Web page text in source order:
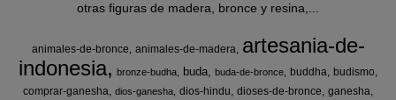
otras figuras de madera, bronce y resina,...
animales-de-bronce animales-de-madera
artesania-de-
indonesia
bronze-budha buda buda-de-bronce buddha
budismo
comprar-ganesha dios-ganesha dios-hindu dioses-de-bronce ganesha